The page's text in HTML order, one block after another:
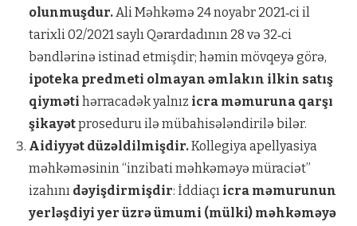
olunmuşdur.Ali Məhkəmə 24 noyabr 2021‑ci il
tarixli 02/2021 saylı Qərardadının 28 və 32‑ci
bəndlərinə istinad etmişdir; həmin mövqeyə görə,
ipoteka predmeti olmayan əmlakın ilkin satış
qiyməti hərracadək yalnız icra məmuruna qarşı
şikayətproseduru ilə mübahisələndirilə bilər.
Aidiyyət düzəldilmişdir.Kollegiya apellyasiya
məhkəməsinin “inzibati məhkəməyə müraciət”
izahını dəyişdirmişdir: İddiaçı icra məmurunun
yerləşdiyi yer üzrə ümumi (mülki) məhkəməyə